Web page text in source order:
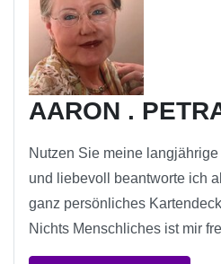
AARON .
Nutzen Sie meine
und liebevoll beantworte ich
ganz persönliches
Nichts Menschliches ist mir